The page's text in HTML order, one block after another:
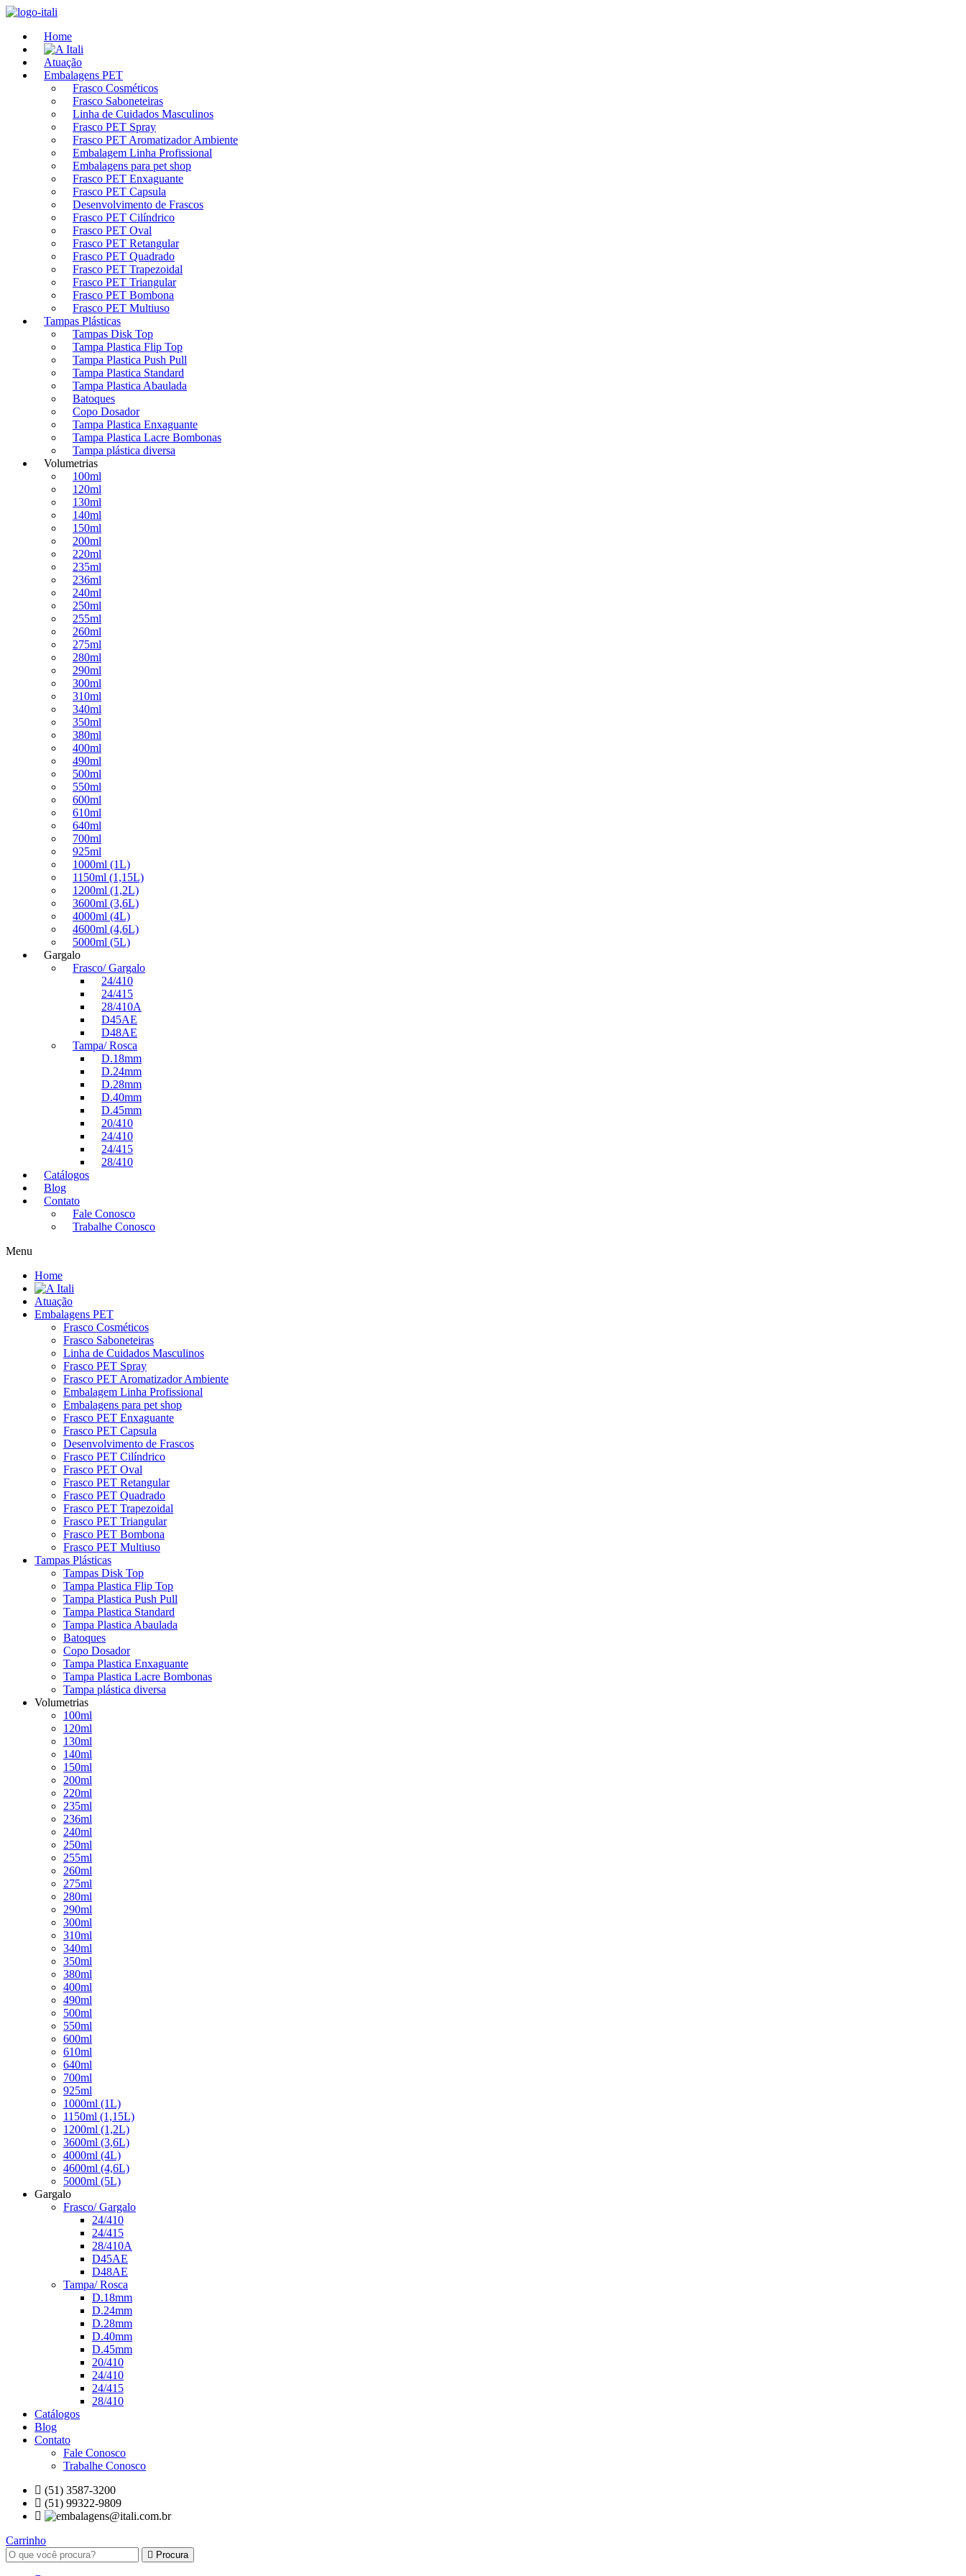
Ir
conteúdo
Home
Atuação
Embalagens PET
Frasco Cosméticos
Frasco Saboneteiras
Linha de Cuidados Masculinos
Frasco PET Spray
Frasco PET Aromatizador Ambiente
Embalagem Linha Profissional
Embalagens para pet shop
Frasco PET Enxaguante
Frasco PET Capsula
Desenvolvimento de Frascos
Frasco PET Cilíndrico
Frasco PET Oval
Frasco PET Retangular
Frasco PET Quadrado
Frasco PET Trapezoidal
Frasco PET Triangular
Frasco PET Bombona
Frasco PET Multiuso
Tampas Plásticas
Tampas Disk Top
Tampa Plastica Flip Top
Tampa Plastica Push Pull
Tampa Plastica Standard
Tampa Plastica Abaulada
Batoques
Copo Dosador
Tampa Plastica Enxaguante
Tampa Plastica Lacre Bombonas
Tampa plástica diversa
Volumetrias
100ml
120ml
130ml
140ml
150ml
200ml
220ml
235ml
236ml
240ml
250ml
255ml
260ml
275ml
280ml
290ml
300ml
310ml
340ml
350ml
380ml
400ml
490ml
500ml
550ml
600ml
610ml
640ml
700ml
925ml
1000ml (1L)
1150ml (1,15L)
1200ml (1,2L)
3600ml (3,6L)
4000ml (4L)
4600ml (4,6L)
5000ml (5L)
Gargalo
Frasco/ Gargalo
24/410
24/415
28/410A
D45AE
D48AE
Tampa/ Rosca
D.18mm
D.24mm
D.28mm
D.40mm
D.45mm
20/410
24/410
24/415
28/410
Catálogos
Blog
Contato
Fale Conosco
Trabalhe Conosco
Menu
Home
Atuação
Embalagens PET
Frasco Cosméticos
Frasco Saboneteiras
Linha de Cuidados Masculinos
Frasco PET Spray
Frasco PET Aromatizador Ambiente
Embalagem Linha Profissional
Embalagens para pet shop
Frasco PET Enxaguante
Frasco PET Capsula
Desenvolvimento de Frascos
Frasco PET Cilíndrico
Frasco PET Oval
Frasco PET Retangular
Frasco PET Quadrado
Frasco PET Trapezoidal
Frasco PET Triangular
Frasco PET Bombona
Frasco PET Multiuso
Tampas Plásticas
Tampas Disk Top
Tampa Plastica Flip Top
Tampa Plastica Push Pull
Tampa Plastica Standard
Tampa Plastica Abaulada
Batoques
Copo Dosador
Tampa Plastica Enxaguante
Tampa Plastica Lacre Bombonas
Tampa plástica diversa
Volumetrias
100ml
120ml
130ml
140ml
150ml
200ml
220ml
235ml
236ml
240ml
250ml
255ml
260ml
275ml
280ml
290ml
300ml
310ml
340ml
350ml
380ml
400ml
490ml
500ml
550ml
600ml
610ml
640ml
700ml
925ml
1000ml (1L)
1150ml (1,15L)
1200ml (1,2L)
3600ml (3,6L)
4000ml (4L)
4600ml (4,6L)
5000ml (5L)
Gargalo
Frasco/ Gargalo
24/410
24/415
28/410A
D45AE
D48AE
Tampa/ Rosca
D.18mm
D.24mm
D.28mm
D.40mm
D.45mm
20/410
24/410
24/415
28/410
Catálogos
Blog
Contato
Fale Conosco
Trabalhe Conosco
(51) 3587-3200
(51) 99322-9809
Carrinho
Procura